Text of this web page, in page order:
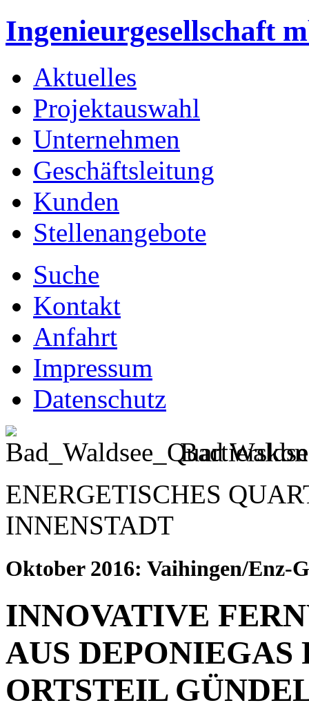
Ingenieurgesellschaft
Aktuelles
Projektauswahl
Unternehmen
Geschäftsleitung
Kunden
Stellenangebote
Suche
Kontakt
Anfahrt
Impressum
Datenschutz
Bad
ENERGETISCHES
INNENSTADT
Oktober 2016: Vaihingen/Enz-
INNOVATIVE
AUS
ORTSTEIL